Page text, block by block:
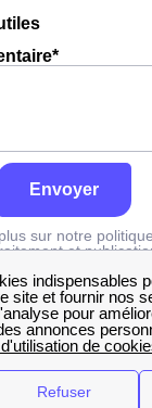
Envoyer
sur notre
et